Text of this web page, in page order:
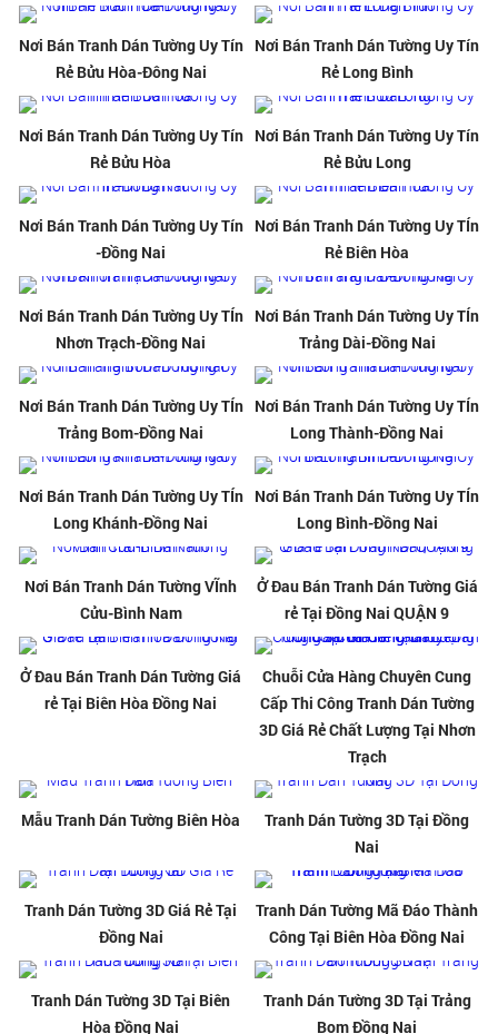
Nơi Bán Tranh Dán Tường Uy Tín
Rẻ Bửu Hòa-Đông Nai
Nơi Bán Tranh Dán Tường Uy Tín
Rẻ Long Bình
Nơi Bán Tranh Dán Tường Uy Tín
Rẻ Bửu Hòa
Nơi Bán Tranh Dán Tường Uy Tín
Rẻ Bửu Long
Nơi Bán Tranh Dán Tường Uy Tín
-Đồng Nai
Nơi Bán Tranh Dán Tường Uy TÍn
Rẻ Biên Hòa
Nơi Bán Tranh Dán Tường Uy TÍn
Nhơn Trạch-Đồng Nai
Nơi Bán Tranh Dán Tường Uy TÍn
Trảng Dài-Đồng Nai
Nơi Bán Tranh Dán Tường Uy TÍn
Trảng Bom-Đồng Nai
Nơi Bán Tranh Dán Tường Uy TÍn
Long Thành-Đồng Nai
Nơi Bán Tranh Dán Tường Uy TÍn
Long Khánh-Đồng Nai
Nơi Bán Tranh Dán Tường Uy TÍn
Long Bình-Đồng Nai
Nơi Bán Tranh Dán Tường VĨnh
Cửu-Bình Nam
Ở Đau Bán Tranh Dán Tường Giá
rẻ Tại Đồng Nai QUẬN 9
Ở Đau Bán Tranh Dán Tường Giá
rẻ Tại Biên Hòa Đồng Nai
Chuỗi Cửa Hàng Chuyên Cung
Cấp Thi Công Tranh Dán Tường
3D Giá Rẻ Chất Lượng Tại Nhơn
Trạch
Mẫu Tranh Dán Tường Biên Hòa
Tranh Dán Tường 3D Tại Đồng
Nai
Tranh Dán Tường 3D Giá Rẻ Tại
Đồng Nai
Tranh Dán Tường Mã Đáo Thành
Công Tại Biên Hòa Đồng Nai
Tranh Dán Tường 3D Tại Biên
Hòa Đồng Nai
Tranh Dán Tường 3D Tại Trảng
Bom Đồng Nai